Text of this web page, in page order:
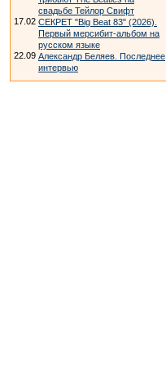
свадьбе Тейлор Свифт
17.02 СЕКРЕТ "Big Beat 83" (2026).
Первый мерсибит-альбом на
русском языке
22.09 Александр Беляев. Последнее
интервью